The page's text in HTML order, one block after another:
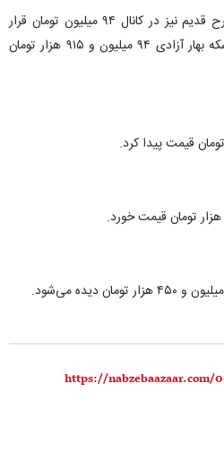
قیمت هر قطعه سکه‌بهار آزادی طرح قدیم نیز در کانال ۹۴ میلیون تومان قرار
دارد. بر همین اساس، هر قطعه سکه بهار آزادی ۹۴ میلیون و ۹۱۵ هزار تومان